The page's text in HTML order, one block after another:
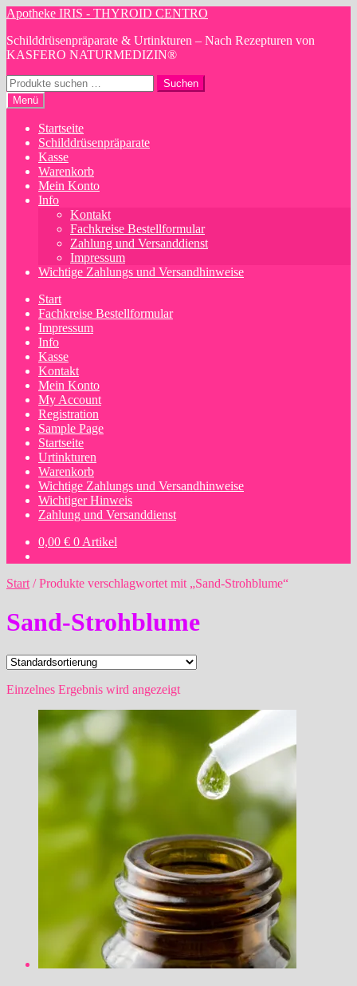
Zur
springen
Zum
springen
Apotheke IRIS - THYROID CENTRO
Schilddrüsenpräparate & Urtinkturen – Nach Rezepturen von
KASFERO NATURMEDIZIN®
Suchen
nach:
Suchen
Menü
Startseite
Schilddrüsenpräparate
Kasse
Warenkorb
Mein Konto
Info
Kontakt
Fachkreise Bestellformular
Zahlung und Versanddienst
Impressum
Wichtige Zahlungs und Versandhinweise
Start
Fachkreise Bestellformular
Impressum
Info
Kasse
Kontakt
Mein Konto
My Account
Registration
Sample Page
Startseite
Urtinkturen
Warenkorb
Wichtige Zahlungs und Versandhinweise
Wichtiger Hinweis
Zahlung und Versanddienst
0,00 € 0 Artikel
Start /Produkte verschlagwortet mit „Sand-Strohblume“
Sand-Strohblume
Einzelnes Ergebnis wird angezeigt